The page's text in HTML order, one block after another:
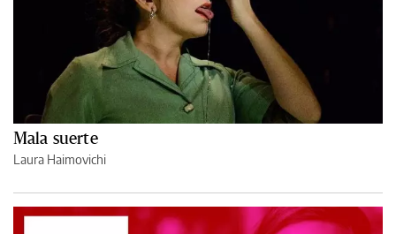
Mala suerte
Laura Haimovichi